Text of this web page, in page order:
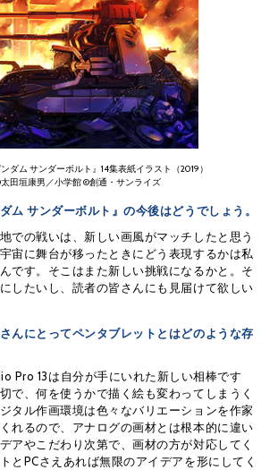
ンダム サンダーボルト』14集表紙イラスト（2019）
田垣康男／小学館 ©創通・サンライズ
サンダーボルト』の今後はどうでしょう。
での戦いは、新しい画風がマッチしたと思う
宙に舞台が移ったときにどう表現するかは私
です。そこはまた新しい挑戦になるかと。そ
したいし、読者の皆さんにも見届けて欲しい
にとってペンタブレットとはどのような存
Pro 13は自分が手にいれた新しい相棒です
で、何を使うかで描く絵も変わってしまうく
タル作画環境は色々なバリエーションを作家
れるので、アナログの画材とは根本的に違い
アやこだわり次第で、画材の方が対応してく
とPCさえあれば無限のアイデアを形にしてく